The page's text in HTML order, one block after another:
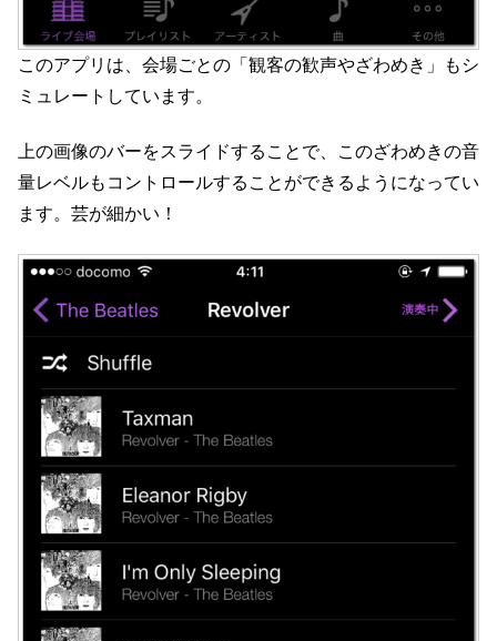
このアプリは、会場ごとの「観客の歓声やざわめき」もシ
ミュレートしています。
上の画像のバーをスライドすることで、このざわめきの音
量レベルもコントロールすることができるようになってい
ます。芸が細かい！